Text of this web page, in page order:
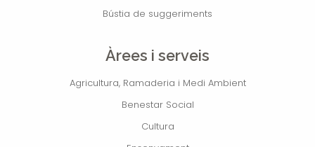
Bústia de suggeriments
Àrees i serveis
Agricultura, Ramaderia i Medi Ambient
Benestar Social
Cultura